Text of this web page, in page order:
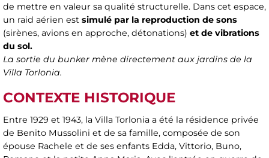
de mettre en valeur sa qualité structurelle. Dans cet espace,
un raid aérien est simulé par la reproduction de sons
(sirènes, avions en approche, détonations) et de vibrations
du sol.
La sortie du bunker mène directement aux jardins de la
Villa Torlonia.
CONTEXTE HISTORIQUE
Entre 1929 et 1943, la Villa Torlonia a été la résidence privée
de Benito Mussolini et de sa famille, composée de son
épouse Rachele et de ses enfants Edda, Vittorio, Buno,